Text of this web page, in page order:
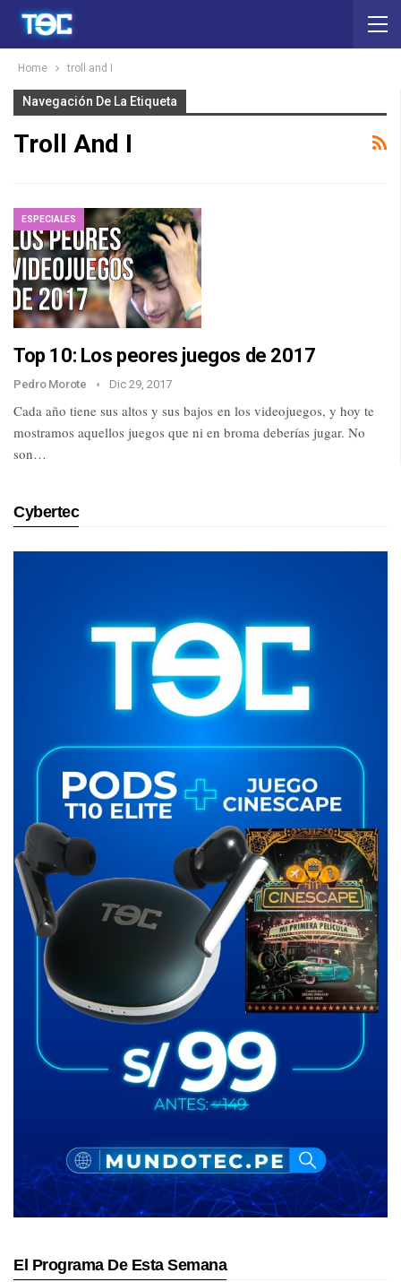
Home troll and I
Navegación De La Etiqueta
Troll And I
ESPECIALES
Top 10: Los peores juegos de 2017
Pedro Morote Dic 29, 2017
Cada año tiene sus altos y sus bajos en los videojuegos, y hoy te
mostramos aquellos juegos que ni en broma deberías jugar. No
son…
Cybertec
El Programa De Esta Semana